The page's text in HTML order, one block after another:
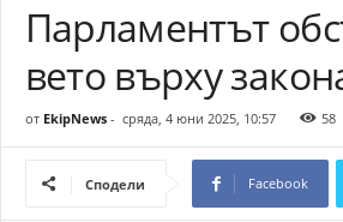
н
Парламентът
вето върху
от EkipNews- сряда, 4 юни 2025, 10:57 58
Сподели Facebook